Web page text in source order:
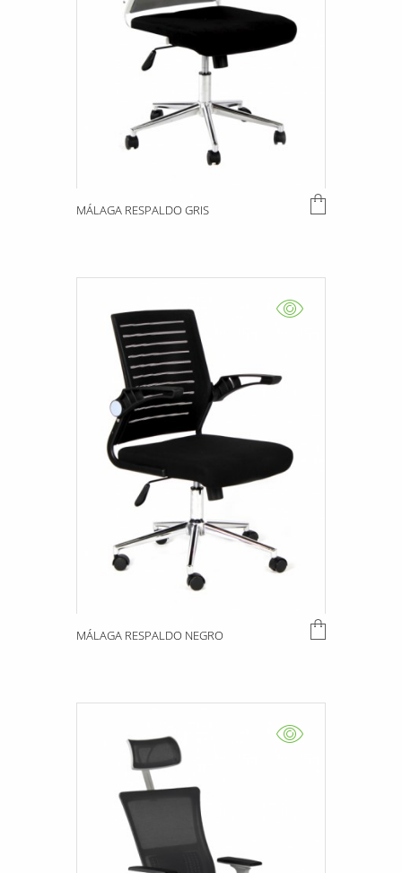
MÁLAGA RESPALDO GRIS
MÁLAGA RESPALDO NEGRO